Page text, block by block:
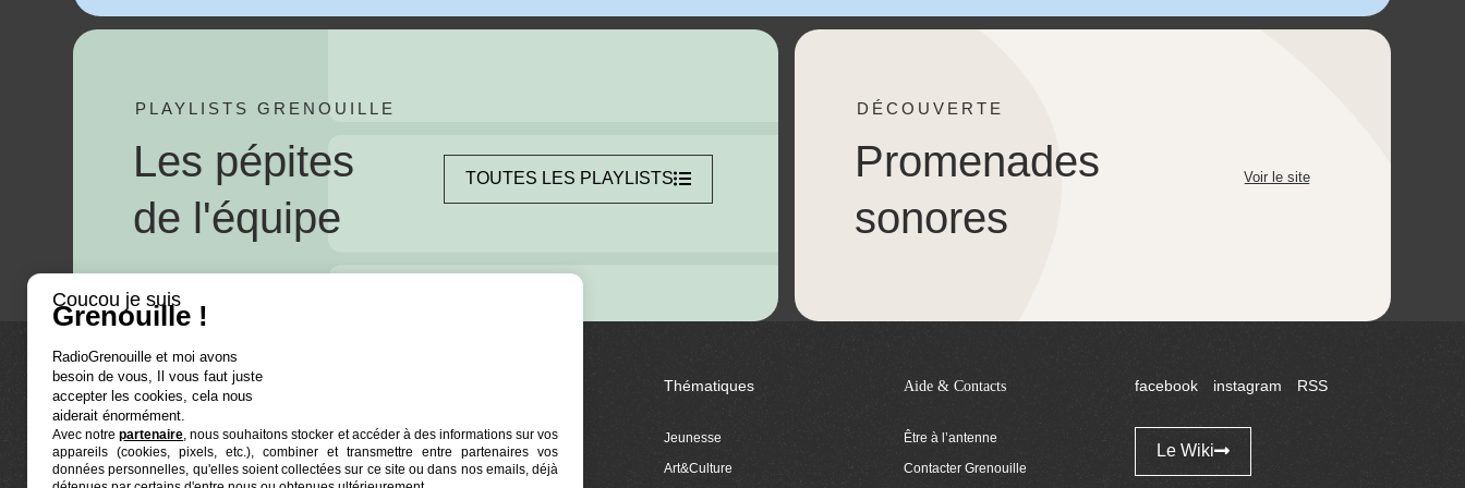
PLAYLISTS GRENOUILLE
Les pépites
de l'équipe
TOUTES LES PLAYLISTS
DÉCOUVERTE
Promenades
sonores
Voir le site
Ré-écouter
Actualités
Thématiques
Jeunesse
Art&Culture
Aide & Contacts
Être à l’antenne
Contacter Grenouille
facebook instagram RSS
Le Wiki
Coucou je suis
Grenouille !
RadioGrenouille et moi avons
besoin de vous, Il vous faut juste
accepter les cookies, cela nous
aiderait énormément.
Avec notrepartenaire, nous souhaitons stocker et accéder à des informations sur vos
appareils (cookies, pixels, etc.), combiner et transmettre entre partenaires vos
données personnelles, qu'elles soient collectées sur ce site ou dans nos emails, déjà